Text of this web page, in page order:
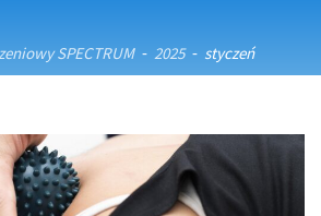
SPECTRUM - 2025 - styczeń